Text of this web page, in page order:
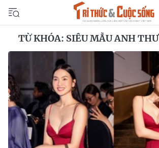
TỪ KHÓA: SIÊU MẪU ANH THƯ